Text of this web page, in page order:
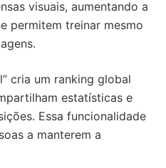
visuais, aumentando a
permitem treinar mesmo
cria um ranking global
estatísticas e
Essa funcionalidade
a manterem a